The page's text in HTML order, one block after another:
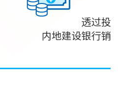
透过投
内地建设银行销